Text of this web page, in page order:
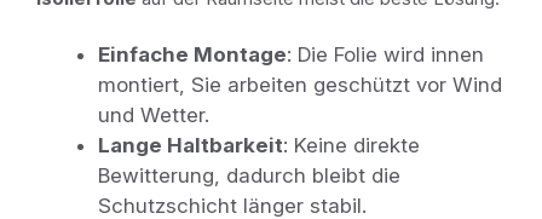
Einfache Montage: Die Folie wird innen
montiert, Sie arbeiten geschützt vor Wind
und Wetter.
Lange Haltbarkeit: Keine direkte
Bewitterung, dadurch bleibt die
Schutzschicht länger stabil.